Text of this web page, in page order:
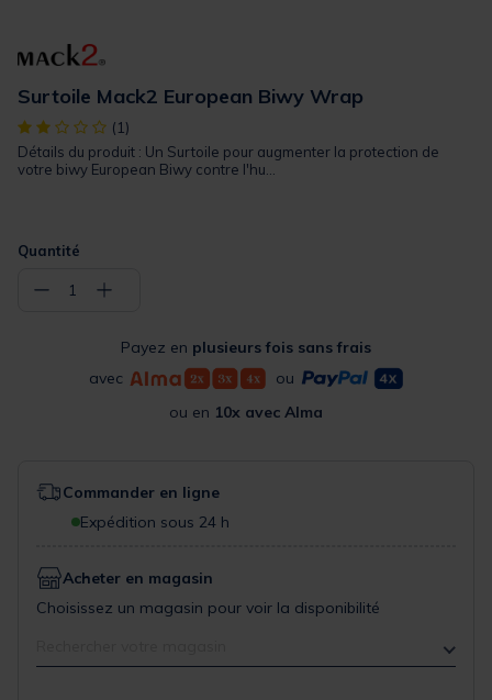
Surtoile Mack2 European Biwy Wrap
[object Object] out of 5 Customer Rating
(1)
Détails du produit : Un Surtoile pour augmenter la protection de
votre biwy European Biwy contre l'hu...
Quantité
− 1 +
Payez en plusieurs fois sans frais
avec
ou
ou en 10x avec Alma
Commander en ligne
Expédition sous 24 h
Acheter en magasin
Choisissez un magasin pour voir la disponibilité